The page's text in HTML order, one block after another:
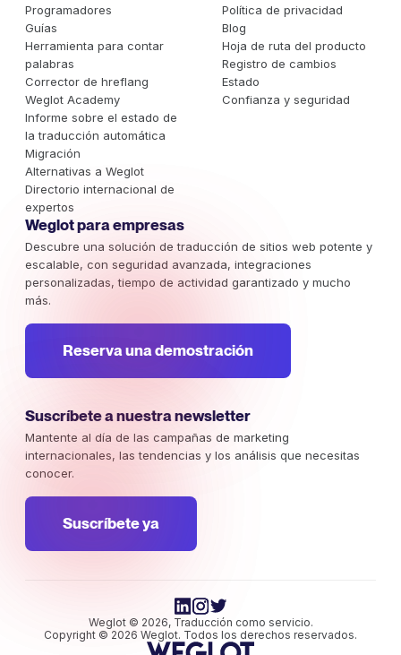
Programadores
Guías
Herramienta para contar
palabras
Corrector de hreflang
Weglot Academy
Informe sobre el estado de
la traducción automática
Migración
Alternativas a Weglot
Directorio internacional de
expertos
Política de privacidad
Blog
Hoja de ruta del producto
Registro de cambios
Estado
Confianza y seguridad
Weglot para empresas
Descubre una solución de traducción de sitios web potente y
escalable, con seguridad avanzada, integraciones
personalizadas, tiempo de actividad garantizado y mucho
más.
Reserva una demostración
Suscríbete a nuestra newsletter
Mantente al día de las campañas de marketing
internacionales, las tendencias y los análisis que necesitas
conocer.
Suscríbete ya
Weglot © 2026, Traducción como servicio.
Copyright © 2026 Weglot. Todos los derechos reservados.